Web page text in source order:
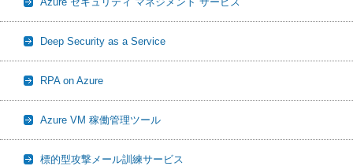
Deep Security as a Service
RPA on Azure
Azure VM 稼働管理ツール
標的型攻撃メール訓練サービス